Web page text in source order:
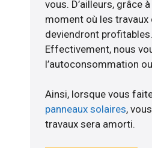
vous. D’ailleurs, grâce
moment où les travaux
deviendront
Effectivement, nous
l’autoconsommation
Ainsi, lorsque vous
panneaux solaires,
travaux sera amorti.